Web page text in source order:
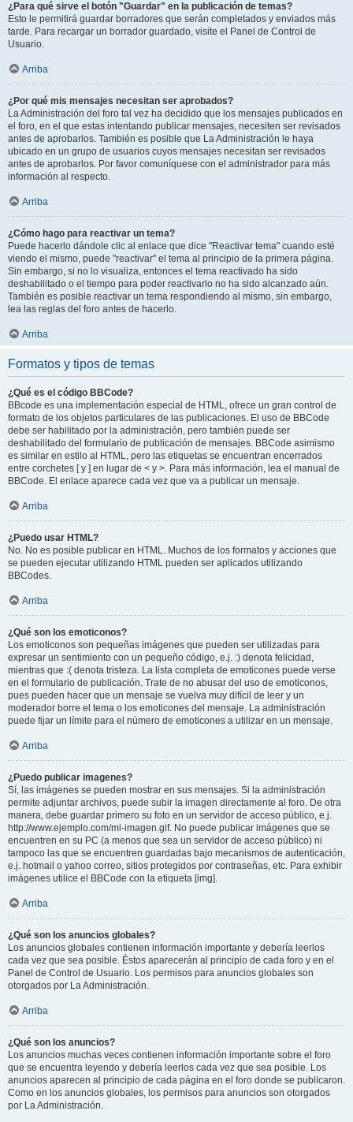
¿Para qué sirve el botón "Guardar" en la publicación de temas?
Esto le permitirá guardar borradores que serán completados y enviados más
tarde. Para recargar un borrador guardado, visite el Panel de Control de
Usuario.
Arriba
¿Por qué mis mensajes necesitan ser aprobados?
La Administración del foro tal vez ha decidido que los mensajes publicados en
el foro, en el que estas intentando publicar mensajes, necesiten ser revisados
antes de aprobarlos. También es posible que La Administración le haya
ubicado en un grupo de usuarios cuyos mensajes necesitan ser revisados
antes de aprobarlos. Por favor comuníquese con el administrador para más
información al respecto.
Arriba
¿Cómo hago para reactivar un tema?
Puede hacerlo dándole clic al enlace que dice "Reactivar tema" cuando esté
viendo el mismo, puede "reactivar" el tema al principio de la primera página.
Sin embargo, si no lo visualiza, entonces el tema reactivado ha sido
deshabilitado o el tiempo para poder reactivarlo no ha sido alcanzado aún.
También es posible reactivar un tema respondiendo al mismo, sin embargo,
lea las reglas del foro antes de hacerlo.
Arriba
Formatos y tipos de temas
¿Qué es el código BBCode?
BBcode es una implementación especial de HTML, ofrece un gran control de
formato de los objetos particulares de las publicaciones. El uso de BBCode
debe ser habilitado por la administración, pero también puede ser
deshabilitado del formulario de publicación de mensajes. BBCode asimismo
es similar en estilo al HTML, pero las etiquetas se encuentran encerrados
entre corchetes [ y ] en lugar de < y >. Para más información, lea el manual de
BBCode. El enlace aparece cada vez que va a publicar un mensaje.
Arriba
¿Puedo usar HTML?
No. No es posible publicar en HTML. Muchos de los formatos y acciones que
se pueden ejecutar utilizando HTML pueden ser aplicados utilizando
BBCodes.
Arriba
¿Qué son los emoticonos?
Los emoticonos son pequeñas imágenes que pueden ser utilizadas para
expresar un sentimiento con un pequeño código, e.j. :) denota felicidad,
mientras que :( denota tristeza. La lista completa de emoticones puede verse
en el formulario de publicación. Trate de no abusar del uso de emoticonos,
pues pueden hacer que un mensaje se vuelva muy difícil de leer y un
moderador borre el tema o los emoticones del mensaje. La administración
puede fijar un límite para el número de emoticones a utilizar en un mensaje.
Arriba
¿Puedo publicar imagenes?
Sí, las imágenes se pueden mostrar en sus mensajes. Si la administración
permite adjuntar archivos, puede subir la imagen directamente al foro. De otra
manera, debe guardar primero su foto en un servidor de acceso público, e.j.
http://www.ejemplo.com/mi-imagen.gif. No puede publicar imágenes que se
encuentren en su PC (a menos que sea un servidor de acceso público) ni
tampoco las que se encuentren guardadas bajo mecanismos de autenticación,
e.j. hotmail o yahoo correo, sitios protegidos por contraseñas, etc. Para exhibir
imágenes utilice el BBCode con la etiqueta [img].
Arriba
¿Qué son los anuncios globales?
Los anuncios globales contienen información importante y debería leerlos
cada vez que sea posible. Éstos aparecerán al principio de cada foro y en el
Panel de Control de Usuario. Los permisos para anuncios globales son
otorgados por La Administración.
Arriba
¿Qué son los anuncios?
Los anuncios muchas veces contienen información importante sobre el foro
que se encuentra leyendo y debería leerlos cada vez que sea posible. Los
anuncios aparecen al principio de cada página en el foro donde se publicaron.
Como en los anuncios globales, los permisos para anuncios son otorgados
por La Administración.